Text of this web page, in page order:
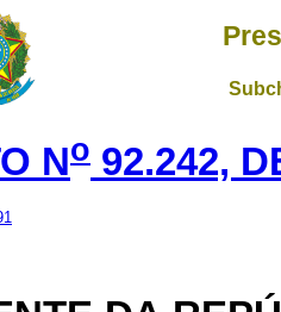
No 92.242,